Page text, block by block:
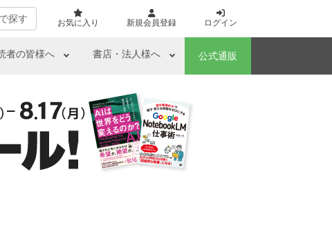
探す お気に入り 新規会員登録 ログイン
者の皆様へ 書店・法人様へ 公式通販